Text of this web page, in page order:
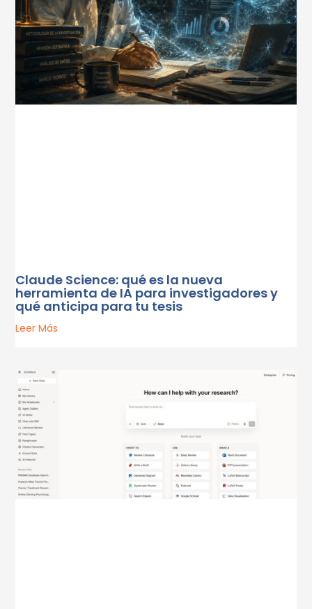
Claude Science: qué es la nueva
herramienta de IA para investigadores y
qué anticipa para tu tesis
Leer Más